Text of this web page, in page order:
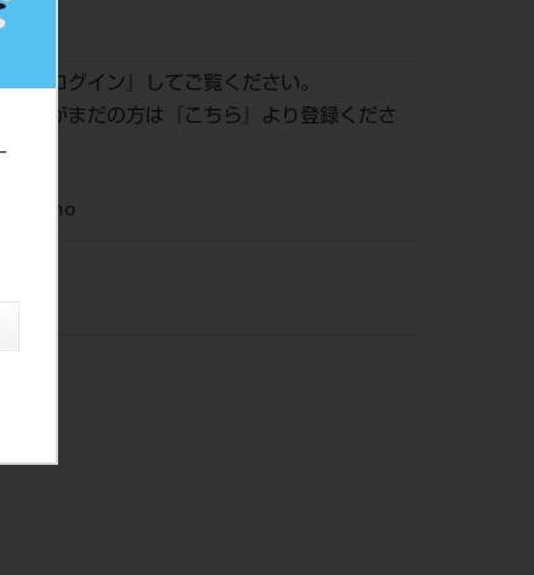
は『ログイン 』してご覧ください。
登録がまだの方は『
こちら
』より登録くださ
Ortho